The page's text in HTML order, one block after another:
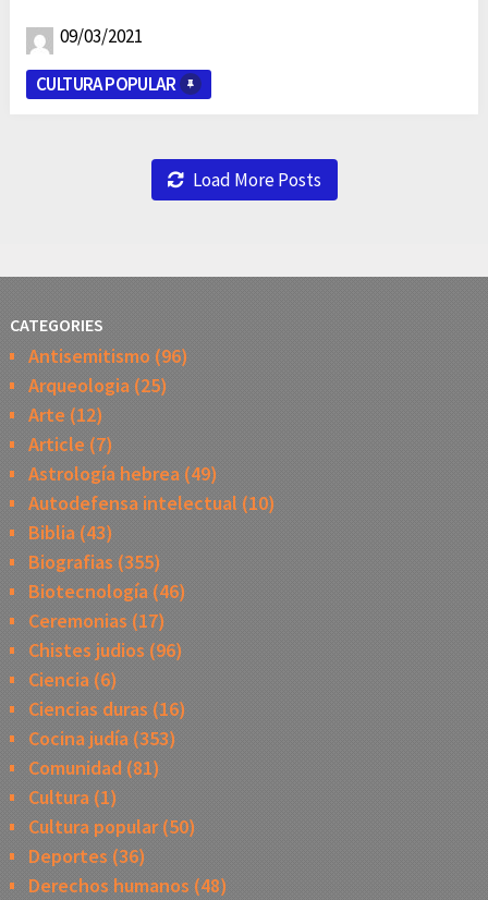
09/03/2021
CULTURA POPULAR
Load More Posts
CATEGORIES
Antisemitismo (96)
Arqueologia(25)
Arte (12)
Article (7)
Astrología hebrea(49)
Autodefensa intelectual (10)
Biblia(43)
Biografias (355)
Biotecnología(46)
Ceremonias (17)
Chistes judios (96)
Ciencia(6)
Ciencias duras (16)
Cocina judía(353)
Comunidad(81)
Cultura(1)
Cultura popular(50)
Deportes (36)
Derechos humanos (48)